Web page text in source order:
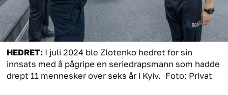
HEDRET: I juli 2024 ble Zlotenko hedret for sin
innsats med å pågripe en seriedrapsmann som hadde
drept 11 mennesker over seks år i Kyiv. Foto: Privat